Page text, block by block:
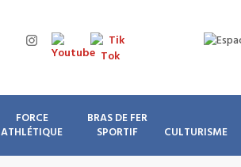
FORCE
ATHLÉTIQUE
BRAS DE FER
SPORTIF
CULTURISME